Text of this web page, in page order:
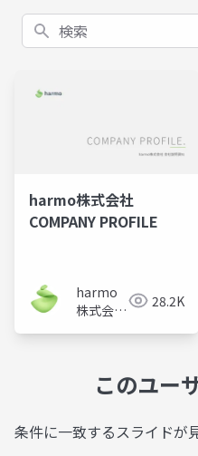
検索
harmo株式会社
COMPANY PROFILE
harmo
株式会社
28.2K
このユー
条件に一致するスライドが